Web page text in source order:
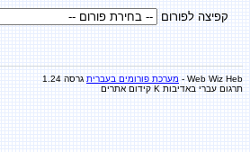
קפיצה לפורום
Web Wiz Heb - מערכת פורומים בעברית גרסה 1.24
תרגום עברי באדיבות K
קידום אתרים